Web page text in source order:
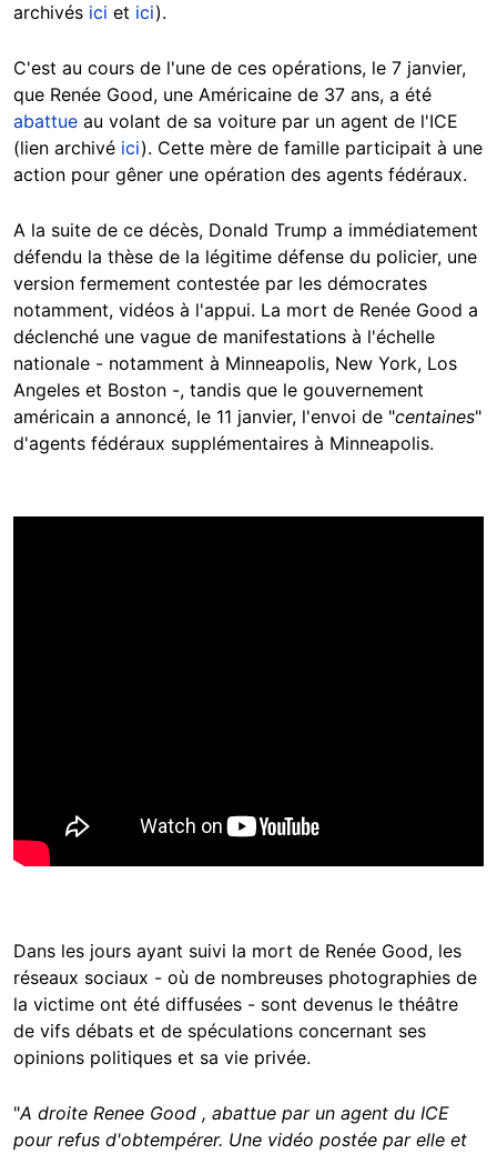
archivés ici et ici).
C'est au cours de l'une de ces opérations, le 7 janvier,
que Renée Good, une Américaine de 37 ans, a été
abattue au volant de sa voiture par un agent de l'ICE
(lien archivé ici). Cette mère de famille participait à une
action pour gêner une opération des agents fédéraux.
A la suite de ce décès, Donald Trump a immédiatement
défendu la thèse de la légitime défense du policier, une
version fermement contestée par les démocrates
notamment, vidéos à l'appui. La mort de Renée Good a
déclenché une vague de manifestations à l'échelle
nationale - notamment à Minneapolis, New York, Los
Angeles et Boston -, tandis que le gouvernement
américain a annoncé, le 11 janvier, l'envoi de "centaines"
d'agents fédéraux supplémentaires à Minneapolis.
Dans les jours ayant suivi la mort de Renée Good, les
réseaux sociaux - où de nombreuses photographies de
la victime ont été diffusées - sont devenus le théâtre
de vifs débats et de spéculations concernant ses
opinions politiques et sa vie privée.
"A droite Renee Good , abattue par un agent du ICE
pour refus d'obtempérer. Une vidéo postée par elle et